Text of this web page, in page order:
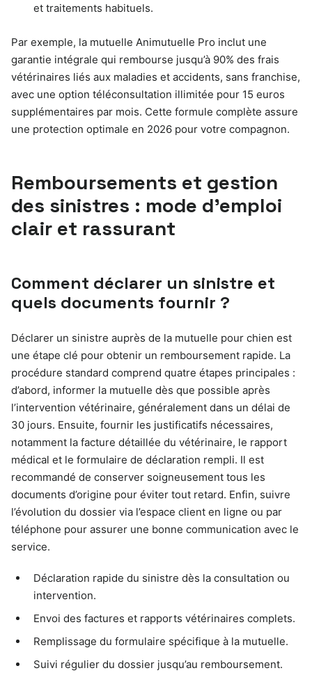
et traitements habituels.
Par exemple, la mutuelle Animutuelle Pro inclut une
garantie intégrale qui rembourse jusqu’à 90% des frais
vétérinaires liés aux maladies et accidents, sans franchise,
avec une option téléconsultation illimitée pour 15 euros
supplémentaires par mois. Cette formule complète assure
une protection optimale en 2026 pour votre compagnon.
Remboursements et gestion
des sinistres : mode d’emploi
clair et rassurant
Comment déclarer un sinistre et
quels documents fournir ?
Déclarer un sinistre auprès de la mutuelle pour chien est
une étape clé pour obtenir un remboursement rapide. La
procédure standard comprend quatre étapes principales :
d’abord, informer la mutuelle dès que possible après
l’intervention vétérinaire, généralement dans un délai de
30 jours. Ensuite, fournir les justificatifs nécessaires,
notamment la facture détaillée du vétérinaire, le rapport
médical et le formulaire de déclaration rempli. Il est
recommandé de conserver soigneusement tous les
documents d’origine pour éviter tout retard. Enfin, suivre
l’évolution du dossier via l’espace client en ligne ou par
téléphone pour assurer une bonne communication avec le
service.
Déclaration rapide du sinistre dès la consultation ou
intervention.
Envoi des factures et rapports vétérinaires complets.
Remplissage du formulaire spécifique à la mutuelle.
Suivi régulier du dossier jusqu’au remboursement.